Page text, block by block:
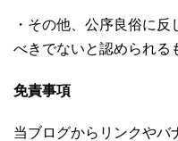
・その他、公序良俗に
べきでないと認められる
免責事項
当ブログからリンクやバ